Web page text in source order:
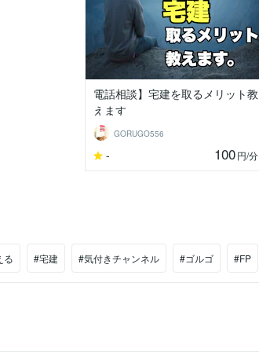
電話相談】宅建を取るメリット教
えます
GORUGO556
- 100円/分
る #宅建 #気付きチャンネル #ゴルゴ #FP